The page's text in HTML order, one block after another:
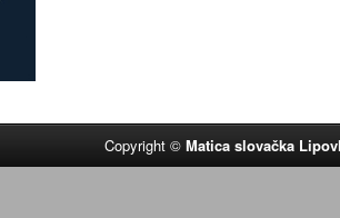
Copyright ©Matica slovačka